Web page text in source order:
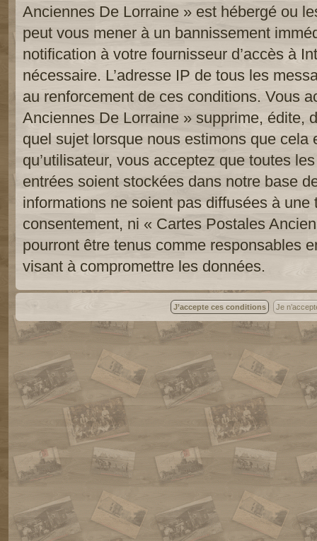
Anciennes De Lorraine » est hébergé ou
peut vous mener à un bannissement
notification à votre fournisseur d’accès à
nécessaire. L’adresse IP de tous les
au renforcement de ces conditions. Vous
Anciennes De Lorraine » supprime, édite,
quel sujet lorsque nous estimons que cela
qu’utilisateur, vous acceptez que toutes
entrées soient stockées dans notre base
informations ne soient pas diffusées à une
consentement, ni « Cartes Postales
pourront être tenus comme responsables
visant à compromettre les données.